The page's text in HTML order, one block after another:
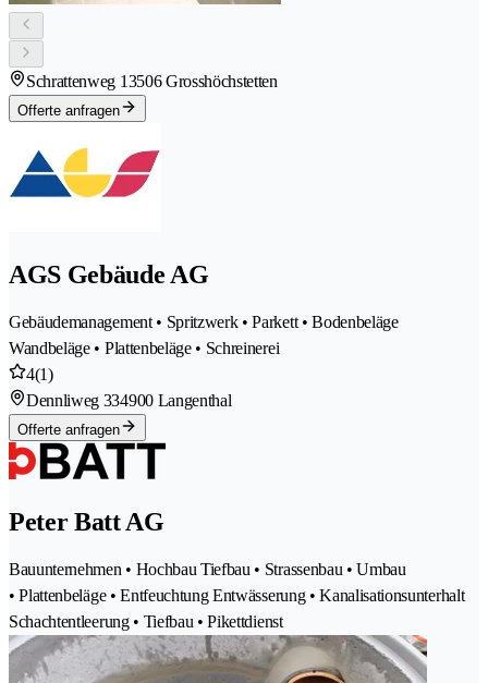
Schrattenweg 13506 Grosshöchstetten
Offerte anfragen
AGS Gebäude AG
Gebäudemanagement • Spritzwerk • Parkett • Bodenbeläge
Wandbeläge • Plattenbeläge • Schreinerei
4(1)
Dennliweg 334900 Langenthal
Offerte anfragen
Peter Batt AG
Bauunternehmen • Hochbau Tiefbau • Strassenbau • Umbau
• Plattenbeläge • Entfeuchtung Entwässerung • Kanalisationsunterhalt
Schachtentleerung • Tiefbau • Pikettdienst